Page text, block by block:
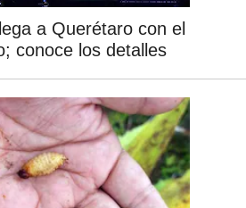
a Querétaro con el
conoce los detalles